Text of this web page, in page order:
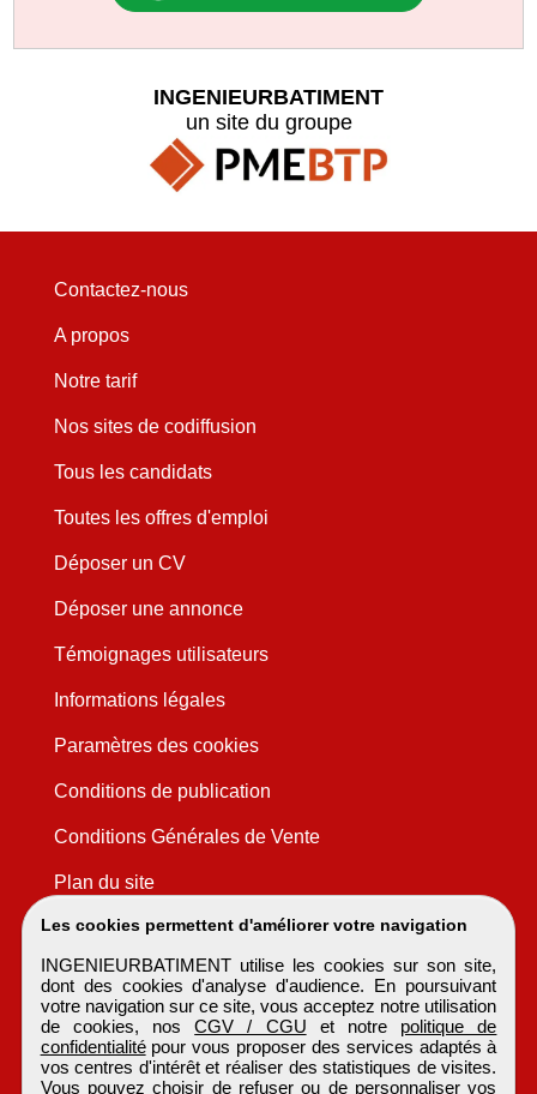
Les cookies permettent d'améliorer votre navigation
INGENIEURBATIMENT utilise les cookies sur son site,
dont des cookies d'analyse d'audience. En poursuivant
votre navigation sur ce site, vous acceptez notre utilisation
de cookies, nosCGV / CGU et notre politique de
confidentialitépour vous proposer des services adaptés à
vos centres d'intérêt et réaliser des statistiques de visites.
Vous pouvez choisir de refuser ou de personnaliser vos
INGENIEURBATIMENT
un site du groupe
Contactez-nous
A propos
Notre tarif
Nos sites de codiffusion
Tous les candidats
Toutes les offres d'emploi
Déposer un CV
Déposer une annonce
Témoignages utilisateurs
Informations légales
Paramètres des cookies
Conditions de publication
Conditions Générales de Vente
Plan du site